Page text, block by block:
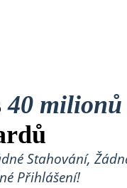
40 milionů
Stahování,
Přihlášení!